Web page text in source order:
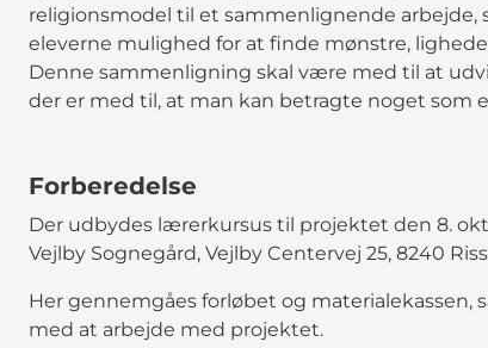
religionsmodel til et sammenlignende
eleverne mulighed for at finde mønstre,
Denne sammenligning skal være med til at
der er med til, at man kan betragte noget som
Forberedelse
Der udbydes lærerkursus til projektet den 8.
Vejlby Sognegård, Vejlby Centervej 25, 8240
Her gennemgåes forløbet og materialekassen,
med at arbejde med projektet.